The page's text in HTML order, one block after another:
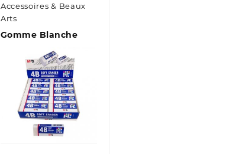
Accessoires & Beaux
Arts
Gomme Blanche
Aperçu